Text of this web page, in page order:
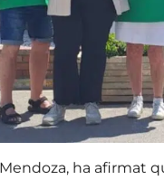
ha afirmat